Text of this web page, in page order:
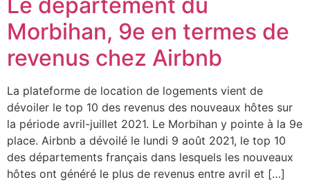
Morbihan, 9e en termes de
revenus chez Airbnb
La plateforme de location de logements vient de
dévoiler le top 10 des revenus des nouveaux hôtes sur
la période avril-juillet 2021. Le Morbihan y pointe à la 9e
place. Airbnb a dévoilé le lundi 9 août 2021, le top 10
des départements français dans lesquels les nouveaux
hôtes ont généré le plus de revenus entre avril et […]